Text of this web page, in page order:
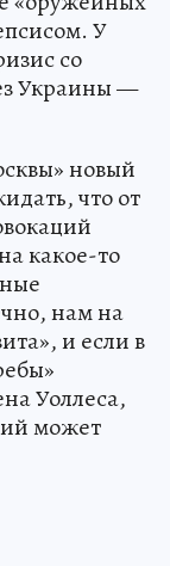
У
со
Украины —
новый
что от
какое-то
нам на
и если в
Уоллеса,
может